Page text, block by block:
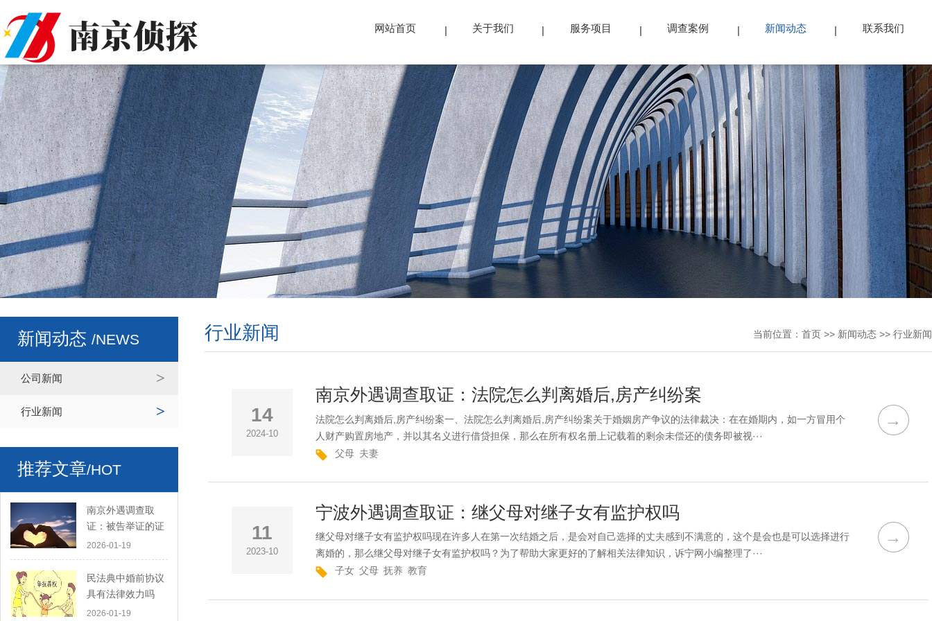
网站首页 关于我们 服务项目 调查案例 新闻动态 联系我们
新闻动态 /NEWS
公司新闻
行业新闻
推荐文章/HOT
南京外遇调查取
证：被告举证的证
据是要交给原告的
吗
2026-01-19
民法典中婚前协议
具有法律效力吗
2026-01-19
当前位置： 首页 >> 新闻动态 >> 行业新闻
行业新闻
→
14
2024-10
南京外遇调查取证：法院怎么判离婚后,房产纠纷案
法院怎么判离婚后,房产纠纷案一、法院怎么判离婚后,房产纠纷案关于婚姻房产争议的法律裁决：在在婚期内，如一方冒用个
人财产购置房地产，并以其名义进行借贷担保，那么在所有权名册上记载着的剩余未偿还的债务即被视···
父母 夫妻
→
11
2023-10
宁波外遇调查取证：继父母对继子女有监护权吗
继父母对继子女有监护权吗现在许多人在第一次结婚之后，是会对自己选择的丈夫感到不满意的，这个是会也是可以选择进行
离婚的，那么继父母对继子女有监护权吗？为了帮助大家更好的了解相关法律知识，诉宁网小编整理了···
子女 父母 抚养 教育